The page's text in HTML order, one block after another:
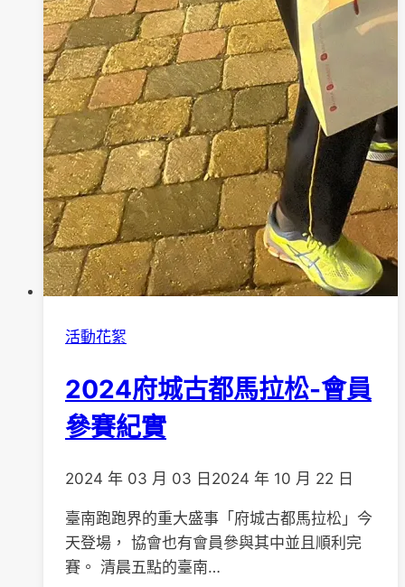
活動花絮
2024府城古都馬拉松-會員
參賽紀實
2024 年 03 月 03 日 2024 年 10 月 22 日
臺南跑跑界的重大盛事「府城古都馬拉松」今
天登場， 協會也有會員參與其中並且順利完
賽。 清晨五點的臺南…